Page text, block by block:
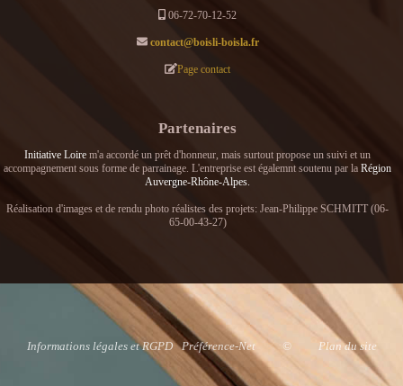
06-72-70-12-52
contact@boisli-boisla.fr
Page contact
Partenaires
Initiative Loire m'a accordé un prêt d'honneur, mais surtout propose un suivi et un
accompagnement sous forme de parrainage. L'entreprise est égalemnt soutenu par laRégion
Auvergne-Rhône-Alpes.
Réalisation d'images et de rendu photo réalistes des projets: Jean-Philippe SCHMITT (06-
65-00-43-27)
Informations légales et RGPD Préférence-Net © Plan du site